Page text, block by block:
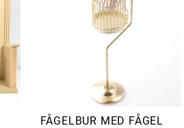
FÅGELBUR MED FÅGEL